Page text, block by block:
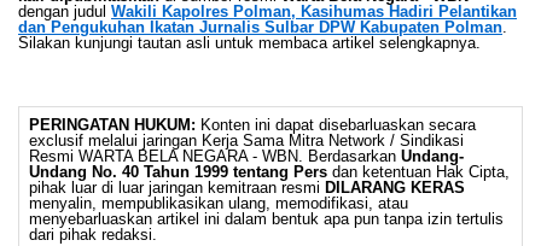
dengan judul Wakili Kapolres Polman, Kasihumas Hadiri Pelantikan
dan Pengukuhan Ikatan Jurnalis Sulbar DPW Kabupaten Polman.
Silakan kunjungi tautan asli untuk membaca artikel selengkapnya.
PERINGATAN HUKUM: Konten ini dapat disebarluaskan secara
exclusif melalui jaringan Kerja Sama Mitra Network / Sindikasi
Resmi WARTA BELA NEGARA - WBN. Berdasarkan Undang-
Undang No. 40 Tahun 1999 tentang Pers dan ketentuan Hak Cipta,
pihak luar di luar jaringan kemitraan resmi DILARANG KERAS
menyalin, mempublikasikan ulang, memodifikasi, atau
menyebarluaskan artikel ini dalam bentuk apa pun tanpa izin tertulis
dari pihak redaksi.